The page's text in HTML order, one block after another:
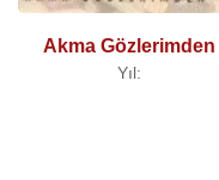
Akma Gözlerimden
Yıl: